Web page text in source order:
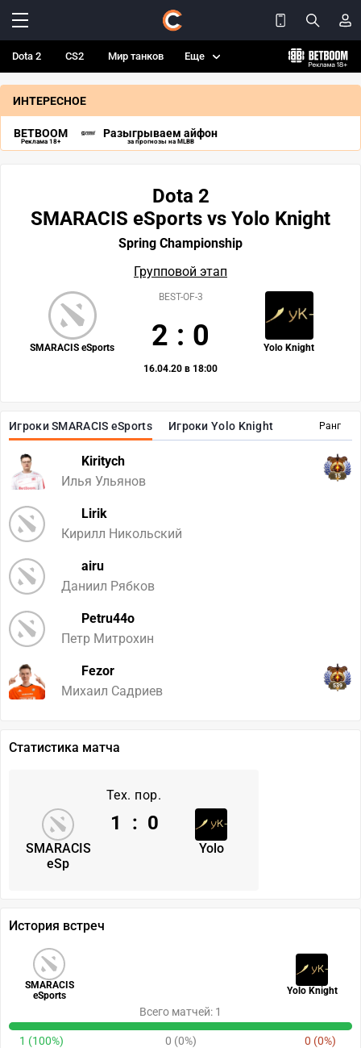
Dota 2 CS2 Мир танков Еще
ИНТЕРЕСНОЕ
BETBOOM
Реклама 18+
Разыгрываем айфон
за прогнозы на MLBB
Ранг
Игроки SMARACIS eSports Игроки Yolo Knight
Kiritych
Илья Ульянов
15
Lirik
Кирилл Никольский
airu
Даниил Рябков
Petru44o
Петр Митрохин
Fezor
Михаил Садриев
539
Dota 2
SMARACIS eSports vs Yolo Knight
Spring Championship
Групповой этап
SMARACIS eSports Yolo Knight
BEST-OF-3
2 : 0
16.04.20 в 18:00
Статистика матча
Тех. пор.
SMARACIS
eSp
Yolo
1 : 0
История встреч
SMARACIS
eSports
Yolo Knight
Всего матчей: 1
1 (100%) 0 (0%) 0 (0%)